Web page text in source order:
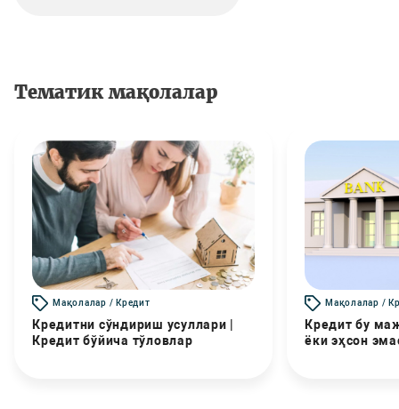
Тематик мақолалар
Мақолалар / Кредит
Кредитни сўндириш усуллари |
Кредит бўйича тўловлар
Мақолалар /
Кредит бу
ёки эҳсон